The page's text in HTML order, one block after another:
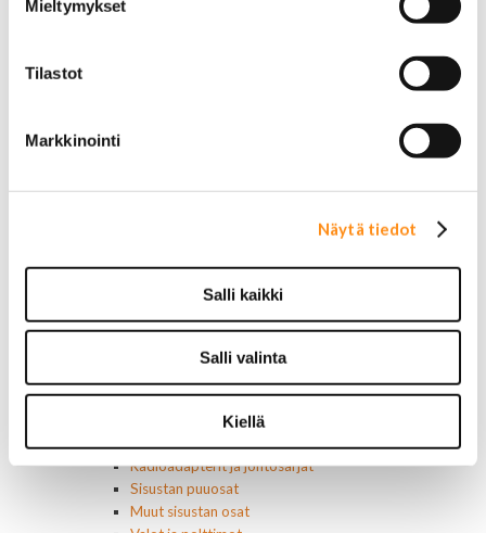
Mieltymykset
Tilastot
Markkinointi
Näytä tiedot
Salli kaikki
Salli valinta
Kiellä
17 tuumaiset vanteet
24 tuumaiset vanteet
Ehosteet
Istuimet ja tarvikkeet
Ratit ja ratinpäälliset
Ratinpäälliset
Radioadapterit ja johtosarjat
Sisustan puuosat
Muut sisustan osat